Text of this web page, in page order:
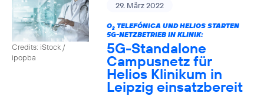
Credits: iStock /
ipopba
29. März 2022
O2TELEFÓNICA UND HELIOS STARTEN
5G-NETZBETRIEB IN KLINIK:
5G-Standalone
Campusnetz für
Helios Klinikum in
Leipzig einsatzbereit